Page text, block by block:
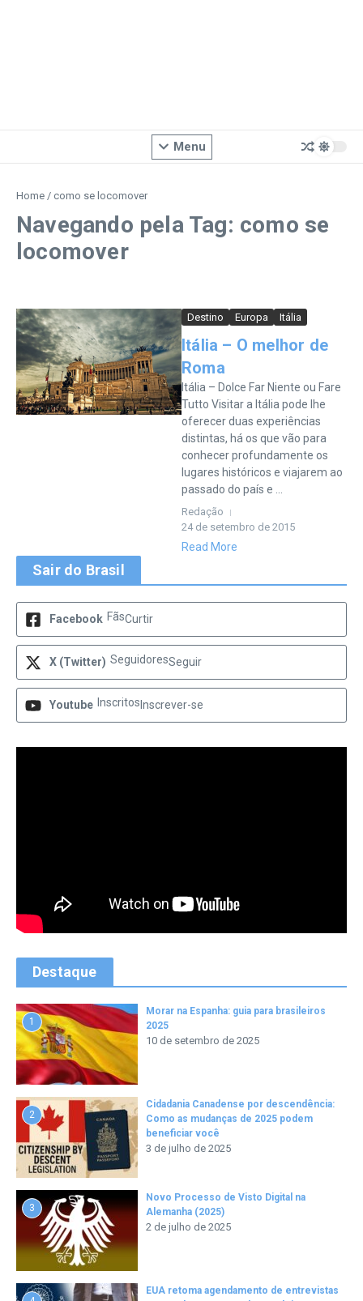
Menu
Home / como se locomover
Navegando pela Tag: como se
locomover
Destino Europa Itália
Itália – O melhor de
Roma
Itália – Dolce Far Niente ou Fare
Tutto Visitar a Itália pode lhe
oferecer duas experiências
distintas, há os que vão para
conhecer profundamente os
lugares históricos e viajarem ao
passado do país e ...
Redação
24 de setembro de 2015
Read More
Sair do Brasil
Facebook FãsCurtir
X (Twitter) SeguidoresSeguir
Youtube Inscritos Inscrever-se
Destaque
1
Morar na Espanha: guia para brasileiros
2025
10 de setembro de 2025
2
Cidadania Canadense por descendência:
Como as mudanças de 2025 podem
beneficiar você
3 de julho de 2025
3
Novo Processo de Visto Digital na
Alemanha (2025)
2 de julho de 2025
EUA retoma agendamento de entrevistas